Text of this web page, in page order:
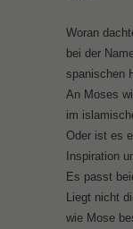
Woran
bei der
spanischen
An Moses
im
Oder ist es
Inspiration
Es passt
Liegt nicht
wie Mose